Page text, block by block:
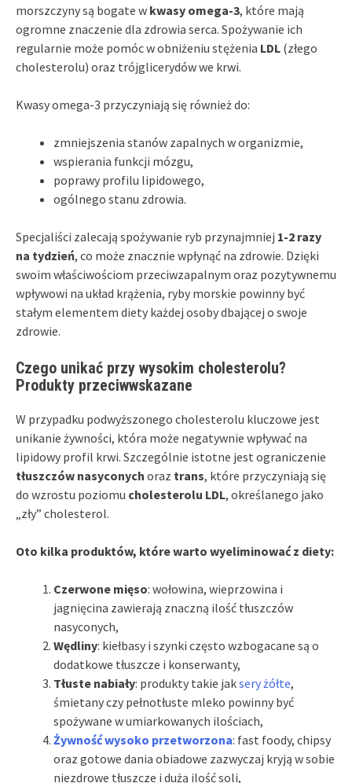
morszczyny są bogate w kwasy omega-3, które mają
ogromne znaczenie dla zdrowia serca. Spożywanie ich
regularnie może pomóc w obniżeniu stężenia LDL (złego
cholesterolu) oraz trójglicerydów we krwi.
Kwasy omega-3 przyczyniają się również do:
zmniejszenia stanów zapalnych w organizmie,
wspierania funkcji mózgu,
poprawy profilu lipidowego,
ogólnego stanu zdrowia.
Specjaliści zalecają spożywanie ryb przynajmniej 1-2 razy
na tydzień, co może znacznie wpłynąć na zdrowie. Dzięki
swoim właściwościom przeciwzapalnym oraz pozytywnemu
wpływowi na układ krążenia, ryby morskie powinny być
stałym elementem diety każdej osoby dbającej o swoje
zdrowie.
Czego unikać przy wysokim cholesterolu?
Produkty przeciwwskazane
W przypadku podwyższonego cholesterolu kluczowe jest
unikanie żywności, która może negatywnie wpływać na
lipidowy profil krwi. Szczególnie istotne jest ograniczenie
tłuszczów nasyconych oraz trans, które przyczyniają się
do wzrostu poziomu cholesterolu LDL, określanego jako
„zły” cholesterol.
Oto kilka produktów, które warto wyeliminować z diety:
Czerwone mięso: wołowina, wieprzowina i
jagnięcina zawierają znaczną ilość tłuszczów
nasyconych,
Wędliny: kiełbasy i szynki często wzbogacane są o
dodatkowe tłuszcze i konserwanty,
Tłuste nabiały: produkty takie jaksery żółte,
śmietany czy pełnotłuste mleko powinny być
spożywane w umiarkowanych ilościach,
Żywność wysoko przetworzona: fast foody, chipsy
oraz gotowe dania obiadowe zazwyczaj kryją w sobie
niezdrowe tłuszcze i dużą ilość soli,